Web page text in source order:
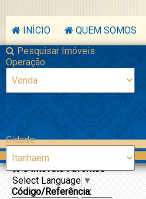
INÍCIO QUEM SOMOS
Pesquisar Imóveis
Operação:
Cidade:
0Imóveis Favoritos
Select Language ▼
Código/Referência: